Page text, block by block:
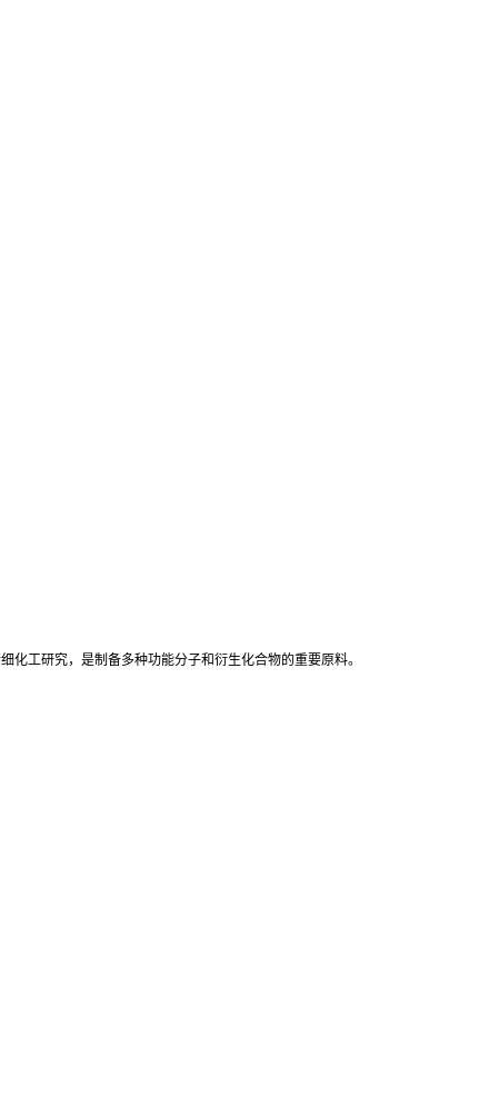
工研究，是制备多种功能分子和衍生化合物的重要原料。